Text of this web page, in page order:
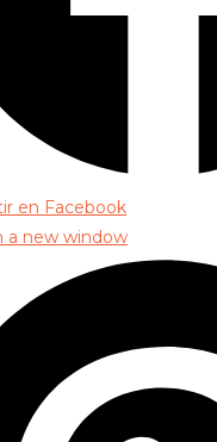
en Facebook
a new window